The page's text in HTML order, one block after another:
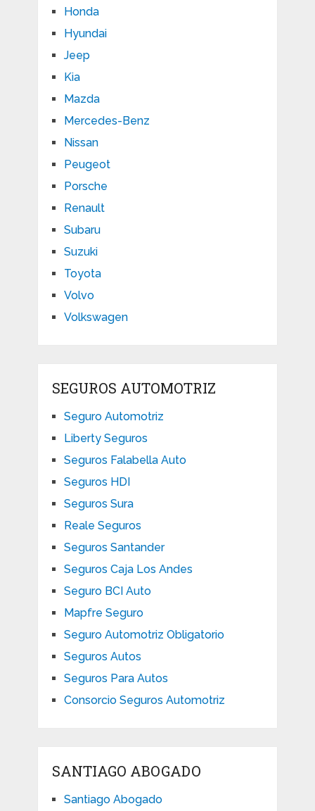
Honda
Hyundai
Jeep
Kia
Mazda
Mercedes-Benz
Nissan
Peugeot
Porsche
Renault
Subaru
Suzuki
Toyota
Volvo
Volkswagen
SEGUROS AUTOMOTRIZ
Seguro Automotriz
Liberty Seguros
Seguros Falabella Auto
Seguros HDI
Seguros Sura
Reale Seguros
Seguros Santander
Seguros Caja Los Andes
Seguro BCI Auto
Mapfre Seguro
Seguro Automotriz Obligatorio
Seguros Autos
Seguros Para Autos
Consorcio Seguros Automotriz
SANTIAGO ABOGADO
Santiago Abogado